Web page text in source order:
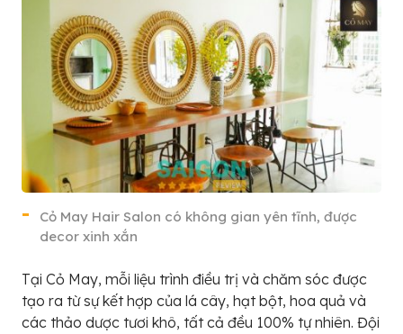
Cỏ May Hair Salon có không gian yên tĩnh, được
decor xinh xắn
Tại Cỏ May, mỗi liệu trình điều trị và chăm sóc được
tạo ra từ sự kết hợp của lá cây, hạt bột, hoa quả và
các thảo dược tươi khô, tất cả đều 100% tự nhiên. Đội